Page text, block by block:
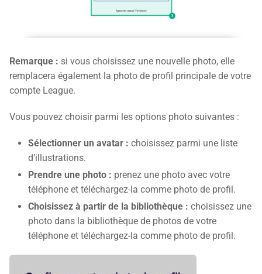
Remarque : si vous choisissez une nouvelle photo, elle
remplacera également la photo de profil principale de votre
compte League.
Vous pouvez choisir parmi les options photo suivantes :
Sélectionner un avatar : choisissez parmi une liste
d’illustrations.
Prendre une photo : prenez une photo avec votre
téléphone et téléchargez-la comme photo de profil.
Choisissez à partir de la bibliothèque : choisissez une
photo dans la bibliothèque de photos de votre
téléphone et téléchargez-la comme photo de profil.